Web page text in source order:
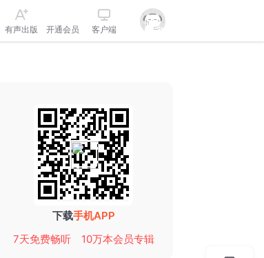
有声出版 开通会员 客户端
下载手机APP
7天免费畅听
10万本会员专辑